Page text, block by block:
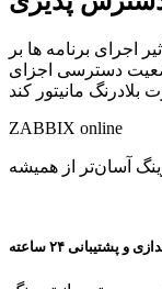
اجرای برنامه ها بر
دسترسی اجزای
ZABBIX online
آسان‌تر از همیشه
پشتیبانی ۲۴ ساعته